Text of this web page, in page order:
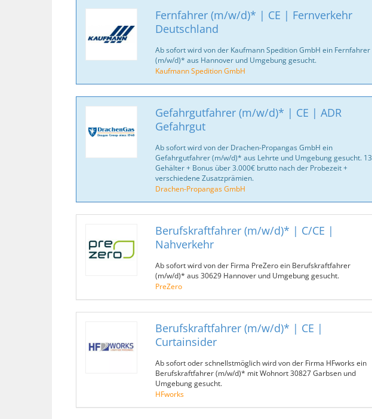
Fernfahrer (m/w/d)* | CE | Fernverkehr
Deutschland
Ab sofort wird von der Kaufmann Spedition GmbH ein Fernfahrer
(m/w/d)* aus Hannover und Umgebung gesucht.
Kaufmann Spedition GmbH
Gefahrgutfahrer (m/w/d)* | CE | ADR
Gefahrgut
Ab sofort wird von der Drachen-Propangas GmbH ein
Gefahrgutfahrer (m/w/d)* aus Lehrte und Umgebung gesucht. 13
Gehälter + Bonus über 3.000€ brutto nach der Probezeit +
verschiedene Zusatzprämien.
Drachen-Propangas GmbH
Berufskraftfahrer (m/w/d)* | C/CE |
Nahverkehr
Ab sofort wird von der Firma PreZero ein Berufskraftfahrer
(m/w/d)* aus 30629 Hannover und Umgebung gesucht.
PreZero
Berufskraftfahrer (m/w/d)* | CE |
Curtainsider
Ab sofort oder schnellstmöglich wird von der Firma HFworks ein
Berufskraftfahrer (m/w/d)* mit Wohnort 30827 Garbsen und
Umgebung gesucht.
HFworks